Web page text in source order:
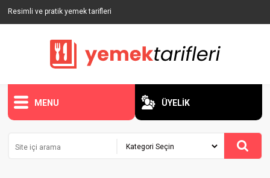
Resimli ve pratik yemek tarifleri
MENU ÜYELİK